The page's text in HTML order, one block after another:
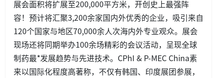
展会面积将扩展至200,000平方米，开创史上最强阵
容！预计将汇聚3,200余家国内外优秀的企业，吸引来自
120个国家与地区70,000余人次海内外专业观众。展会
现场还将同期举办100余场精彩的会议活动，呈现全球
制药最*发展趋势与先进技术。CPhI & P-MEC China素
来以国际化程度高著称，不仅有韩国、印度展团参展，